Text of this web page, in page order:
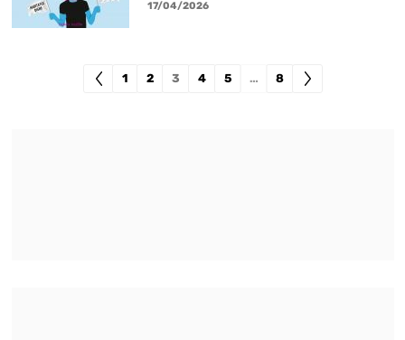
17/04/2026
1 2 3 4 5 … 8